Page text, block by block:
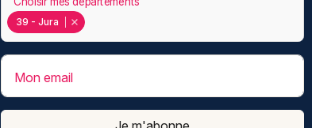
39 - Jura
Mon email